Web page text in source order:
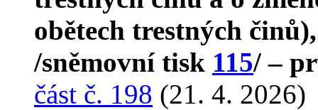
obětech trestných
/sněmovní tisk 115/ –
část č. 198 (21. 4. 2026)